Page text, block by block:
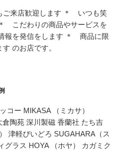
ご来店歓迎します ＊ いつも笑
こだわりの商品やサービスを
報を発信をします ＊ 商品に限
のお店です。
コー MIKASA （ミカサ）
陶苑 深川製磁 香蘭社 たち吉
津軽びいどろ SUGAHARA（ス
グラス HOYA （ホヤ） カガミク